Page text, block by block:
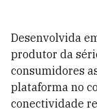
Desenvolvida
produtor da
consumidores
plataforma no
conectividade